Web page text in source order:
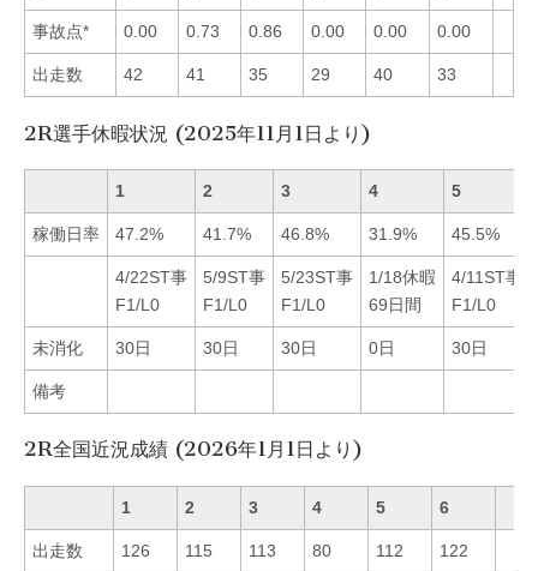
事故点* 0.00 0.73 0.86 0.00 0.00 0.00
出走数 42 41 35 29 40 33
2R選手休暇状況 (2025年11月1日より)
1 2 3 4 5
稼働日率 47.2% 41.7% 46.8% 31.9% 45.5%
4/22ST事
F1/L0
5/9ST事
F1/L0
5/23ST事
F1/L0
1/18休暇
69日間
4/11ST事
F1/L0
未消化 30日 30日 30日 0日 30日
備考
2R全国近況成績 (2026年1月1日より)
1 2 3 4 5 6
出走数 126 115 113 80 112 122